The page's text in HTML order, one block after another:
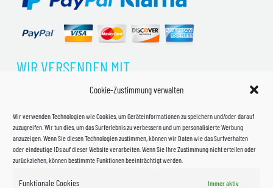
Cookie-Zustimmung verwalten
Wir verwenden Technologien wie Cookies, um Geräteinformationen zu speichern und/oder darauf
zuzugreifen. Wir tun dies, um das Surferlebnis zu verbessern und um personalisierte Werbung
anzuzeigen. Wenn Sie diesen Technologien zustimmen, können wir Daten wie das Surfverhalten
oder eindeutige IDs auf dieser Website verarbeiten. Wenn Sie Ihre Zustimmung nicht erteilen oder
zurückziehen, können bestimmte Funktionen beeinträchtigt werden.
Funktionale Cookies Immer aktiv
WIR VERSENDEN MIT